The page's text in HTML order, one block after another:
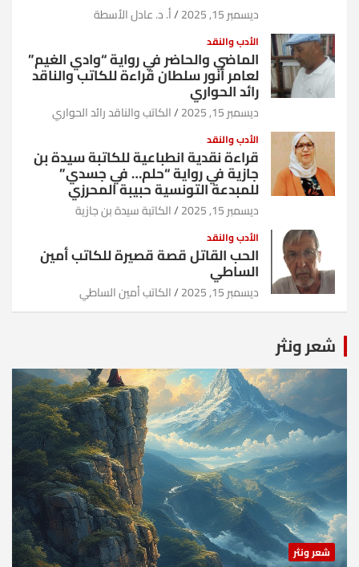
ديسمبر 15, 2025 أ. د. عادل الأسطة
الأدب والنقد
الماضي والحاضر في رواية “وادي الغيم”
لعامر أنور سلطان قراءة للكاتب والناقد
رائد الحواري
ديسمبر 15, 2025 الكاتب والناقد رائد الحواري
الأدب والنقد
قراءة نقدية انطباعية للكاتبة سيدة بن
جازية في رواية “حلم… في جسدي”
للمبدعة التونسية حبيبة المحرزي
ديسمبر 15, 2025 الكاتبة سيدة بن جازية
الأدب والنقد
الحب القاتل قصة قصيرة للكاتب أمين
الساطي
ديسمبر 15, 2025 الكاتب أمين الساطي
شعر ونثر
شعر ونثر